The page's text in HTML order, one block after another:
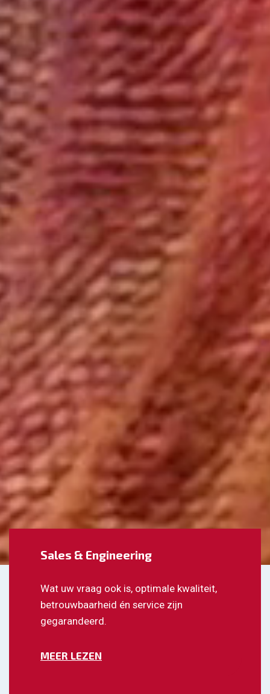
Sales & Engineering
Wat uw vraag ook is, optimale kwaliteit,
betrouwbaarheid én service zijn
gegarandeerd.
MEER LEZEN